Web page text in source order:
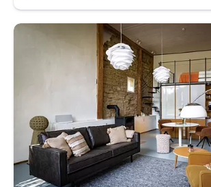
Ferienwohnung ScheunenRefugio |